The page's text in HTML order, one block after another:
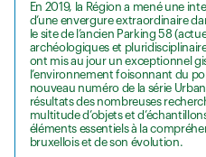
En 2019, la Région a mené une
d’une envergure extraordinaire
le site de l’ancien Parking 58
archéologiques et
ont mis au jour un exceptionnel
l’environnement foisonnant du
nouveau numéro de la série
résultats des nombreuses
multitude d’objets et
éléments essentiels à la
bruxellois et de son évolution.